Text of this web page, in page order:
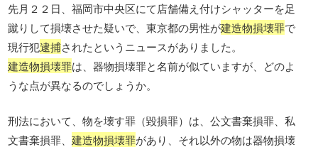
先月２２日、福岡市中央区にて店舗備え付けシャッターを足
蹴りして損壊させた疑いで、東京都の男性が建造物損壊罪で
現行犯逮捕されたというニュースがありました。
建造物損壊罪は、器物損壊罪と名前が似ていますが、どのよ
うな点が異なるのでしょうか。
刑法において、物を壊す罪（毀損罪）は、公文書棄損罪、私
文書棄損罪、建造物損壊罪があり、それ以外の物は器物損壊